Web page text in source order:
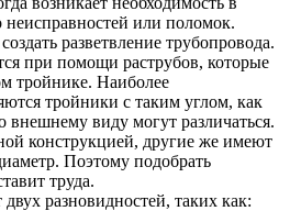
неисправностей или поломок.
разветвление трубопровода.
при помощи раструбов, которые
тройнике. Наиболее
тройники с таким углом, как
внешнему виду могут различаться.
конструкцией, другие же имеют
Поэтому подобрать
труда.
разновидностей, таких как: